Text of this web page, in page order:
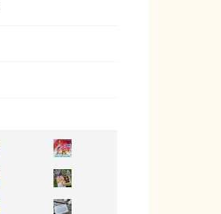
Inhabit your body and understand its